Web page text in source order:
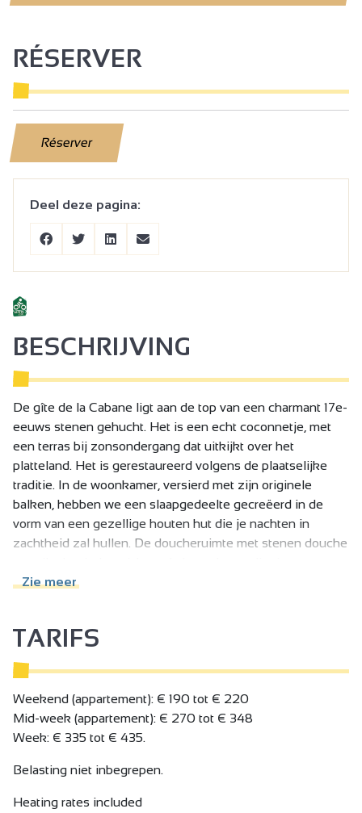
RÉSERVER
Réserver
Deel deze pagina:
BESCHRIJVING
De gîte de la Cabane ligt aan de top van een charmant 17e-
eeuws stenen gehucht. Het is een echt coconnetje, met
een terras bij zonsondergang dat uitkijkt over het
platteland. Het is gerestaureerd volgens de plaatselijke
traditie. In de woonkamer, versierd met zijn originele
balken, hebben we een slaapgedeelte gecreëerd in de
vorm van een gezellige houten hut die je nachten in
zachtheid zal hullen. De doucheruimte met stenen douche
De materialen die zijn gebruikt om deze voormalige
Je zult genieten van de rust en stilte van ons huis in een
ongerepte omgeving.
Zie meer
TARIFS
Weekend (appartement): € 190 tot € 220
Mid-week (appartement): € 270 tot € 348
Week: € 335 tot € 435.
Belasting niet inbegrepen.
Heating rates included